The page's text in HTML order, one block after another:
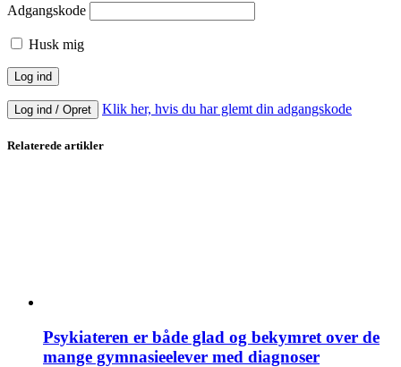
Adgangskode
Husk mig
Log ind / Opret Klik her, hvis du har glemt din adgangskode
Relaterede artikler
Psykiateren er både glad og bekymret over de
mange gymnasieelever med diagnoser